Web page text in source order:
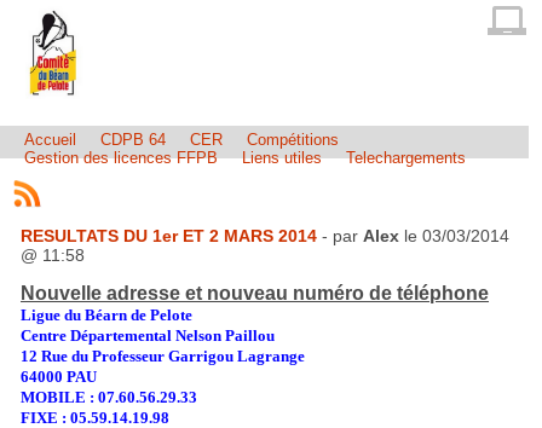
Accueil CDPB 64 CER
Compétitions
Gestion des licences FFPB
Liens utiles Telechargements
RESULTATS DU 1er ET 2 MARS 2014 - parAlex le 03/03/2014
@ 11:58
Nouvelle adresse et nouveau numéro de téléphone
Ligue du Béarn de Pelote
Centre Départemental Nelson Paillou
12 Rue du Professeur Garrigou Lagrange
64000 PAU
MOBILE : 07.60.56.29.33
FIXE : 05.59.14.19.98